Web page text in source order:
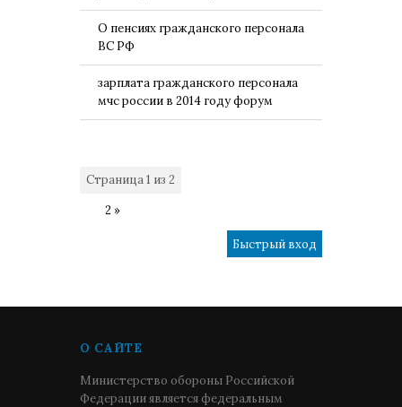
О пенсиях гражданского персонала
ВС РФ
зарплата гражданского персонала
мчс россии в 2014 году форум
Страница1 из 2
2 »
О САЙТЕ
Министерство обороны Российской
Федерации является федеральным